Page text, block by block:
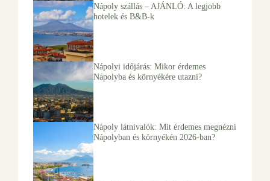
Nápoly szállás – AJÁNLÓ: A legjobb
hotelek és B&B-k
Nápolyi időjárás: Mikor érdemes
Nápolyba és környékére utazni?
Nápoly látnivalók: Mit érdemes megnézni
Nápolyban és környékén 2026-ban?